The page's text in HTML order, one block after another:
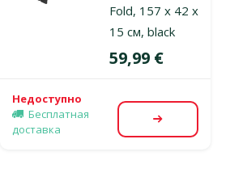
Fold, 157 x 42 x
15 см, black
Цена
59,99 €
Недоступно
Бесплатная
доставка
Посмотреть